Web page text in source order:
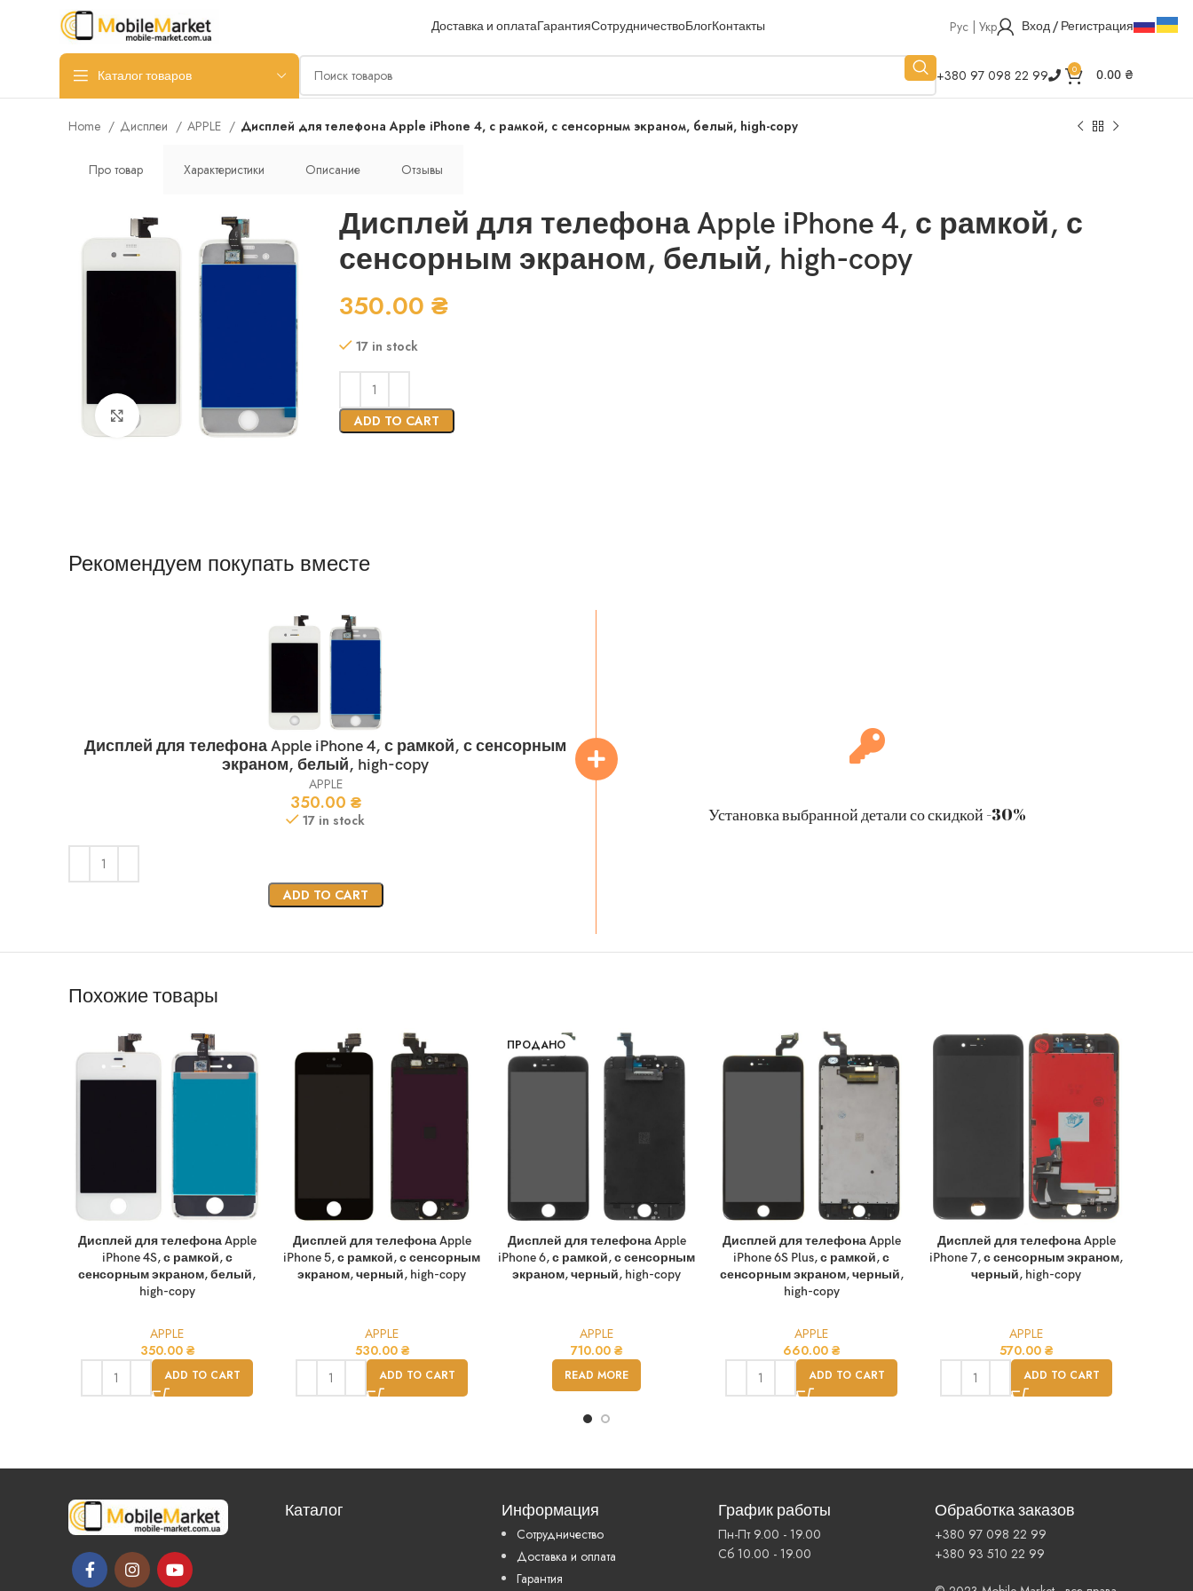
Доставка и оплатаГарантияСотрудничествоБлогКонтакты Рус | Укр Вход / Регистрация
Каталог товаров +380 97 098 22 99 0 0.00 ₴
Home Дисплеи APPLE Дисплей для телефона Apple iPhone 4, с рамкой, с сенсорным экраном, белый, high-copy
Про товар Характеристики Описание Отзывы
Нажмите, чтобы увеличить
Дисплей для телефона Apple iPhone 4, с рамкой, с
сенсорным экраном, белый, high-copy
350.00 ₴
17 in stock
ADD TO CART
Рекомендуем покупать вместе
Дисплей для телефона Apple iPhone 4, с рамкой, с сенсорным
экраном, белый, high-copy
APPLE
350.00 ₴
17 in stock
ADD TO CART
Установка выбранной детали со скидкой -30%
Похожие товары
Дисплей для телефона Apple
iPhone 4S, с рамкой, с
сенсорным экраном, белый,
high-copy
APPLE
350.00 ₴
ADD TO CART
Дисплей для телефона Apple
iPhone 5, с рамкой, с сенсорным
экраном, черный, high-copy
APPLE
530.00 ₴
ADD TO CART
ПРОДАНО
Дисплей для телефона Apple
iPhone 6, с рамкой, с сенсорным
экраном, черный, high-copy
APPLE
710.00 ₴
READ MORE
Дисплей для телефона Apple
iPhone 6S Plus, с рамкой, с
сенсорным экраном, черный,
high-copy
APPLE
660.00 ₴
ADD TO CART
Дисплей для телефона Apple
iPhone 7, с сенсорным экраном,
черный, high-copy
APPLE
570.00 ₴
ADD TO CART
Каталог Информация
Сотрудничество
Доставка и оплата
Гарантия
График работы
Пн-Пт 9.00 - 19.00
Сб 10.00 - 19.00
Обработка заказов
+380 97 098 22 99
+380 93 510 22 99